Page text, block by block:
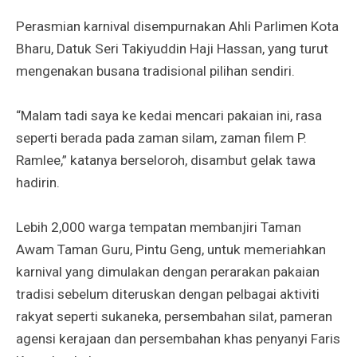
Perasmian karnival disempurnakan Ahli Parlimen Kota
Bharu, Datuk Seri Takiyuddin Haji Hassan, yang turut
mengenakan busana tradisional pilihan sendiri.
“Malam tadi saya ke kedai mencari pakaian ini, rasa
seperti berada pada zaman silam, zaman filem P.
Ramlee,” katanya berseloroh, disambut gelak tawa
hadirin.
Lebih 2,000 warga tempatan membanjiri Taman
Awam Taman Guru, Pintu Geng, untuk memeriahkan
karnival yang dimulakan dengan perarakan pakaian
tradisi sebelum diteruskan dengan pelbagai aktiviti
rakyat seperti sukaneka, persembahan silat, pameran
agensi kerajaan dan persembahan khas penyanyi Faris